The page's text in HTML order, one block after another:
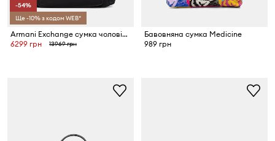
-54%
Ще -10% з кодом WEB*
Armani Exchange сумка чоловіча
6299 грн
13969 грн
Бавовняна сумка Medicine
989 грн